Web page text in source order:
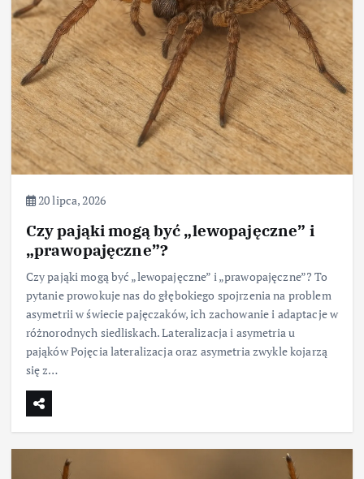
20 lipca, 2026
Czy pająki mogą być „lewopajęczne” i
„prawopajęczne”?
Czy pająki mogą być „lewopajęczne” i „prawopajęczne”? To
pytanie prowokuje nas do głębokiego spojrzenia na problem
asymetrii w świecie pajęczaków, ich zachowanie i adaptacje w
różnorodnych siedliskach. Lateralizacja i asymetria u
pająków Pojęcia lateralizacja oraz asymetria zwykle kojarzą
się z…